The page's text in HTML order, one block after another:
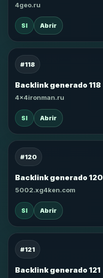
4geo.ru
SI Abrir
#118
Backlink generado 118
4x4ironman.ru
SI Abrir
#120
Backlink generado 120
5002.xg4ken.com
SI Abrir
#121
Backlink generado 121